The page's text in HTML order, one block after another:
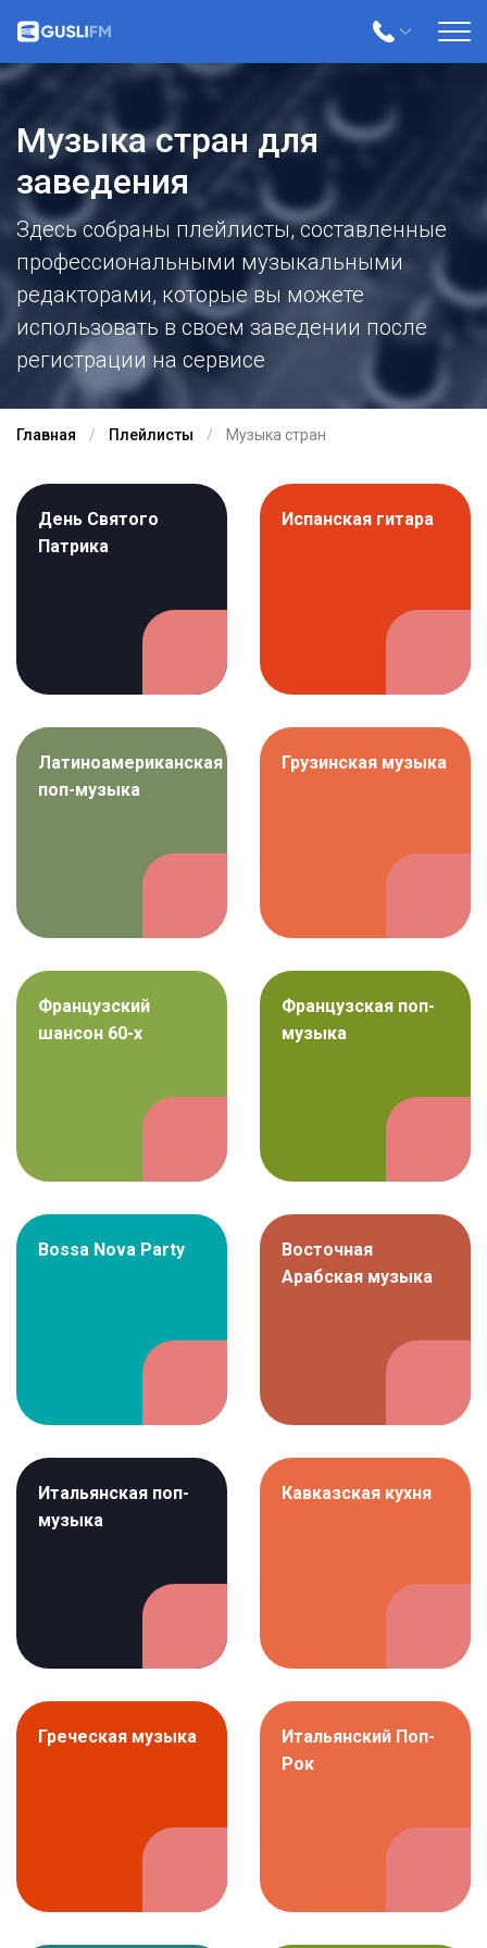
Музыка стран для
заведения
Здесь собраны плейлисты, составленные
профессиональными музыкальными
редакторами, которые вы можете
использовать в своем заведении после
регистрации на сервисе
Главная Плейлисты Музыка стран
День Святого
Патрика
Испанская гитара
Латиноамериканская
поп-музыка
Грузинская музыка
Французский
шансон 60-х
Французская поп-
музыка
Bossa Nova Party
Восточная
Арабская музыка
Итальянская поп-
музыка
Кавказская кухня
Греческая музыка
Итальянский Поп-
Рок